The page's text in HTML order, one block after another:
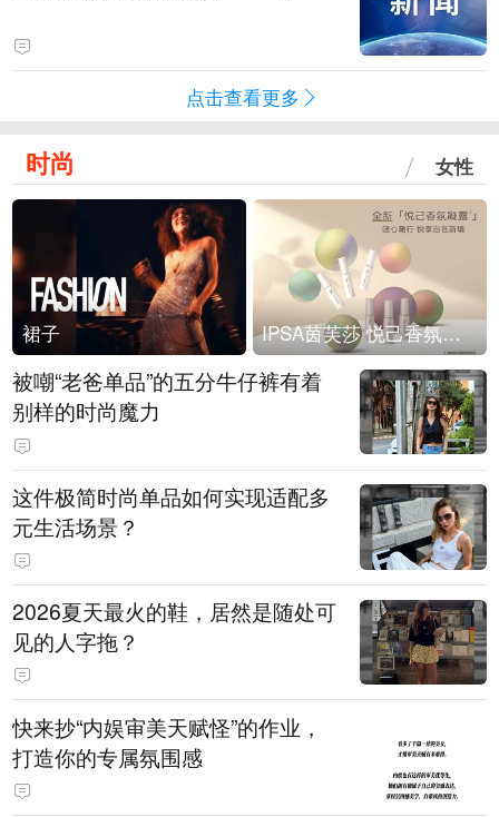
点击查看更多
时尚 女性
裙子 IPSA茵芙莎 悦己香氛凝露上市
被嘲“老爸单品”的五分牛仔裤有着
别样的时尚魔力
这件极简时尚单品如何实现适配多
元生活场景？
2026夏天最火的鞋，居然是随处可
见的人字拖？
快来抄“内娱审美天赋怪”的作业，
打造你的专属氛围感